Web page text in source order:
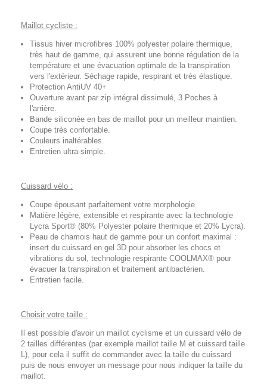
Maillot cycliste :
Tissus hiver microfibres 100% polyester polaire thermique,
très haut de gamme, qui assurent une bonne régulation de la
température et une évacuation optimale de la transpiration
vers l'extérieur. Séchage rapide, respirant et très élastique.
Protection AntiUV 40+
Ouverture avant par zip intégral dissimulé, 3 Poches à
l'arrière.
Bande siliconée en bas de maillot pour un meilleur maintien.
Coupe très confortable.
Couleurs inaltérables.
Entretien ultra-simple.
Cuissard vélo :
Coupe épousant parfaitement votre morphologie.
Matière légère, extensible et respirante avec la technologie
Lycra Sport® (80% Polyester polaire thermique et 20% Lycra).
Peau de chamois haut de gamme pour un confort maximal :
insert du cuissard en gel 3D pour absorber les chocs et
vibrations du sol, technologie respirante COOLMAX® pour
évacuer la transpiration et traitement antibactérien.
Entretien facile.
Choisir votre taille :
Il est possible d'avoir un maillot cyclisme et un cuissard vélo de
2 tailles différentes (par exemple maillot taille M et cuissard taille
L), pour cela il suffit de commander avec la taille du cuissard
puis de nous envoyer un message pour nous indiquer la taille du
maillot.